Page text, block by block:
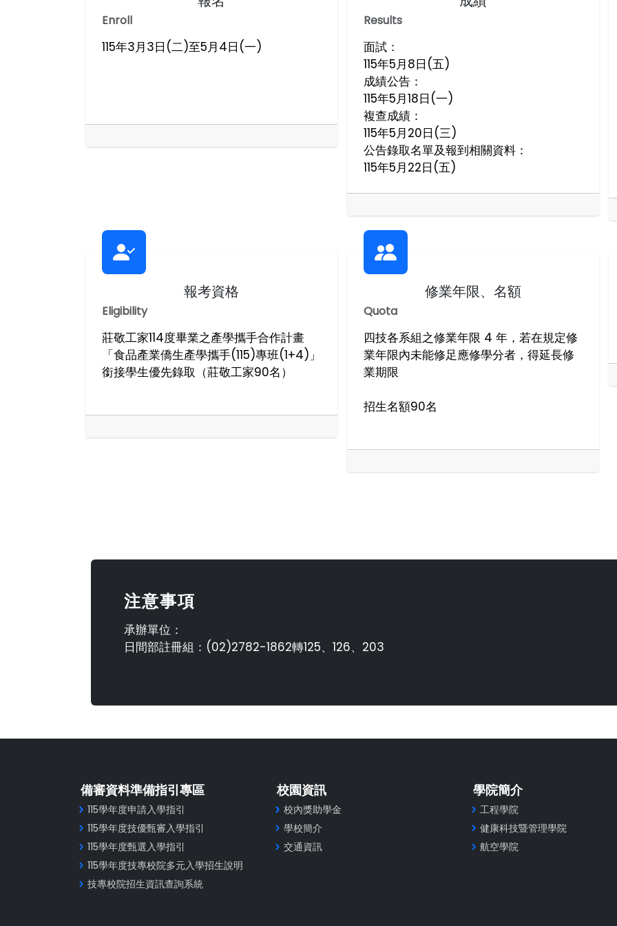
Enroll
115年3月3日(二)至5月4日(一)
Results
面試：
115年5月8日(五)
成績公告：
115年5月18日(一)
複查成績：
115年5月20日(三)
公告錄取名單及報到相關資料：
115年5月22日(五)
報考資格
Eligibility
莊敬工家114度畢業之產學攜手合作計畫
「食品產業僑生產學攜手(115)專班(1+4)」
銜接學生優先錄取（莊敬工家90名）
修業年限、名額
Quota
四技各系組之修業年限 4 年，若在規定修
業年限內未能修足應修學分者，得延長修
業期限
招生名額90名
注意事項
承辦單位：
日間部註冊組：(02)2782-1862轉125、126、203
備審資料準備指引專區
115學年度申請入學指引
115學年度技優甄審入學指引
115學年度甄選入學指引
115學年度技專校院多元入學招生說明
技專校院招生資訊查詢系統
校園資訊
校內獎助學金
學校簡介
交通資訊
學院簡介
工程學院
健康科技暨管理學院
航空學院